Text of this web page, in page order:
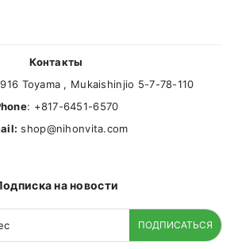
Контакты
Toyama , Mukaishinjio 5-7-78-110
: +817-6451-6570
shop@nihonvita.com
на новости
ПОДПИСАТЬСЯ